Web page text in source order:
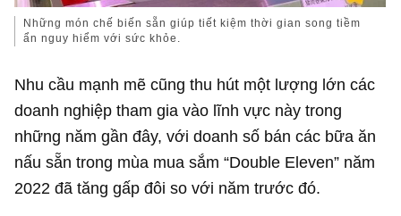
Những món chế biến sẵn giúp tiết kiệm thời gian song tiềm
ẩn nguy hiểm với sức khỏe.
Nhu cầu mạnh mẽ cũng thu hút một lượng lớn các
doanh nghiệp tham gia vào lĩnh vực này trong
những năm gần đây, với doanh số bán các bữa ăn
nấu sẵn trong mùa mua sắm “Double Eleven” năm
2022 đã tăng gấp đôi so với năm trước đó.